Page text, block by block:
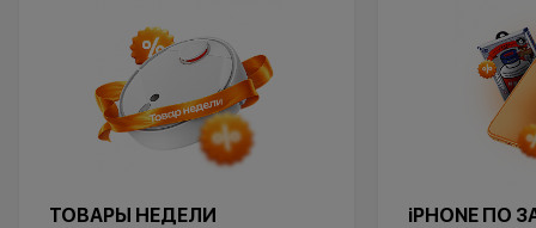
ТОВАРЫ НЕДЕЛИ
iPHONE ПО